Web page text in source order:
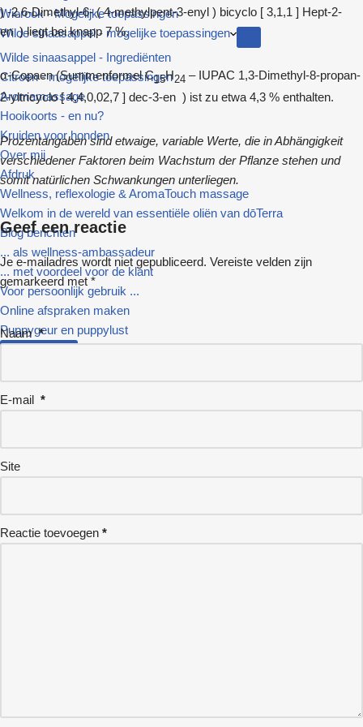
Wierook - Mogelijke toepassingen
Wilde sinaasappel - mogelijke toepassingen
Wilde sinaasappel - Ingrediënten
Citroen - mogelijke toepassingen
Aromamassage
Hooikoorts - en nu?
Kruiden voor honden
Over mij
Afdruk
Wellness, reflexologie & AromaTouch massage
Welkom in de wereld van essentiële oliën van dōTerra
Blog berichten
... als wellness-ambassadeur
... met voordeel voor de klant
Voor persoonlijk gebruik ...
Online afspraken maken
Puppygeur en puppylust
) -2,6-Dimethyl-6- ( 4-methylpent-3-enyl ) bicyclo [ 3,1,1 ] Hept-2-
en ) liegt bei knapp 7 %.
α-Copaen (Summenformel C15H24 – IUPAC 1,3-Dimethyl-8-propan-
2-yltricyclo [ 4,4,0,02,7 ] dec-3-en ) ist zu etwa 4,3 % enthalten.
Prozentangaben sind etwaige, variable Werte, die in Abhängigkeit
verschiedener Faktoren beim Wachstum der Pflanze stehen und
somit natürlichen Schwankungen unterliegen.
Geef een reactie
Je e-mailadres wordt niet gepubliceerd. Vereiste velden zijn
gemarkeerd met *
Naam*
E-mail *
Site
Reactie toevoegen *